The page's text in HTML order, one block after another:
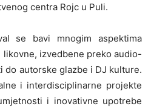
centra Rojc u Puli.
se bavi mnogim aspektima
izvedbene preko audio-
do autorske glazbe i DJ kulture.
i interdisciplinarne projekte
i inovativne upotrebe